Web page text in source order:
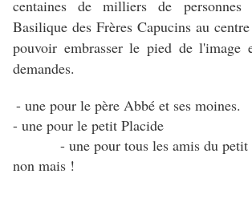
centaines de milliers de
Basilique des Frères Capucins au
pouvoir embrasser le pied de
demandes.
- une pour le père Abbé et ses moines.
- une pour le petit Placide
- une pour tous les amis du petit
non mais !